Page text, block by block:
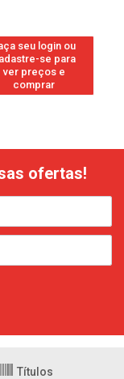
seu login ou
se para
ver preços e
comprar
ofertas!
Títulos